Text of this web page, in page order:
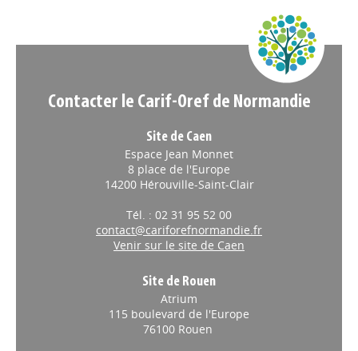
Contacter le Carif-Oref de Normandie
Site de Caen
Espace Jean Monnet
8 place de l'Europe
14200 Hérouville-Saint-Clair
Tél. : 02 31 95 52 00
contact@cariforefnormandie.fr
Venir sur le site de Caen
Site de Rouen
Atrium
115 boulevard de l'Europe
76100 Rouen